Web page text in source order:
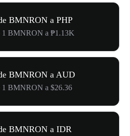
BMNRON a PHP
1 BMNRON a ₱1.13K
BMNRON a AUD
1 BMNRON a $26.36
BMNRON a IDR